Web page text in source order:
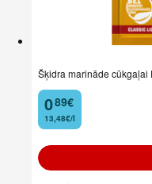
Šķidra marināde cūkgaļai
0
. 89€
13,48€/l